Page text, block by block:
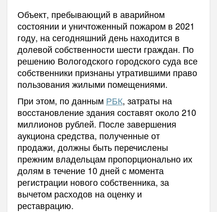
Объект, пребывающий в аварийном
состоянии и уничтоженный пожаром в 2021
году, на сегодняшний день находится в
долевой собственности шести граждан. По
решению Вологодского городского суда все
собственники признаны утратившими право
пользования жилыми помещениями.
При этом, по данным РБК, затраты на
восстановление здания составят около 210
миллионов рублей. После завершения
аукциона средства, полученные от
продажи, должны быть перечислены
прежним владельцам пропорционально их
долям в течение 10 дней с момента
регистрации нового собственника, за
вычетом расходов на оценку и
реставрацию.